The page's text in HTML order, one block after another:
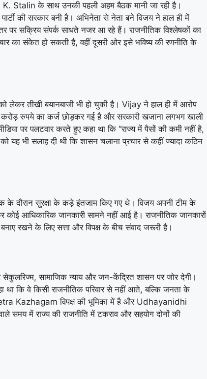
K. Stalin के साथ उनकी पहली अहम बैठक मानी जा रही है।
की सरकार बनी है। अभिनेता से नेता बने विजय ने हाल ही में
पर सक्रिय संपर्क साधते नजर आ रहे हैं। राजनीतिक विश्लेषकों का
का संकेत हो सकती है, वहीं दूसरी ओर इसे भविष्य की रणनीति के
लेकर तीखी बयानबाजी भी हो चुकी है। Vijay ने हाल ही में आरोप
करोड़ रुपये का कर्ज छोड़कर गई है और सरकारी खजाना लगभग खाली
पर पलटवार करते हुए कहा था कि “राज्य में पैसों की कमी नहीं है,
भी सलाह दी थी कि शासन चलाना प्रचार से कहीं ज्यादा कठिन
दौरान सुरक्षा के कड़े इंतजाम किए गए थे। विजय अपनी टीम के
आधिकारिक जानकारी सामने नहीं आई है। राजनीतिक जानकारों
रखने के लिए सत्ता और विपक्ष के बीच संवाद जरूरी है।
सामाजिक न्याय और जन-केंद्रित शासन पर जोर देगी।
था कि वे किसी राजनीतिक परिवार से नहीं आते, बल्कि जनता के
Kazhagam विपक्ष की भूमिका में है और Udhayanidhi
समय में राज्य की राजनीति में टकराव और सहयोग दोनों की